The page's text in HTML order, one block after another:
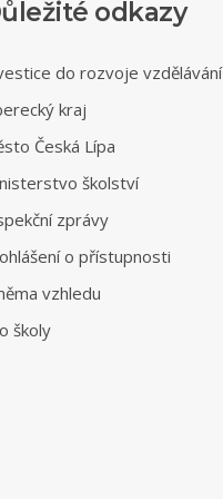
odkazy
do rozvoje vzdělávání
kraj
Česká Lípa
školství
zprávy
o přístupnosti
vzhledu
školy